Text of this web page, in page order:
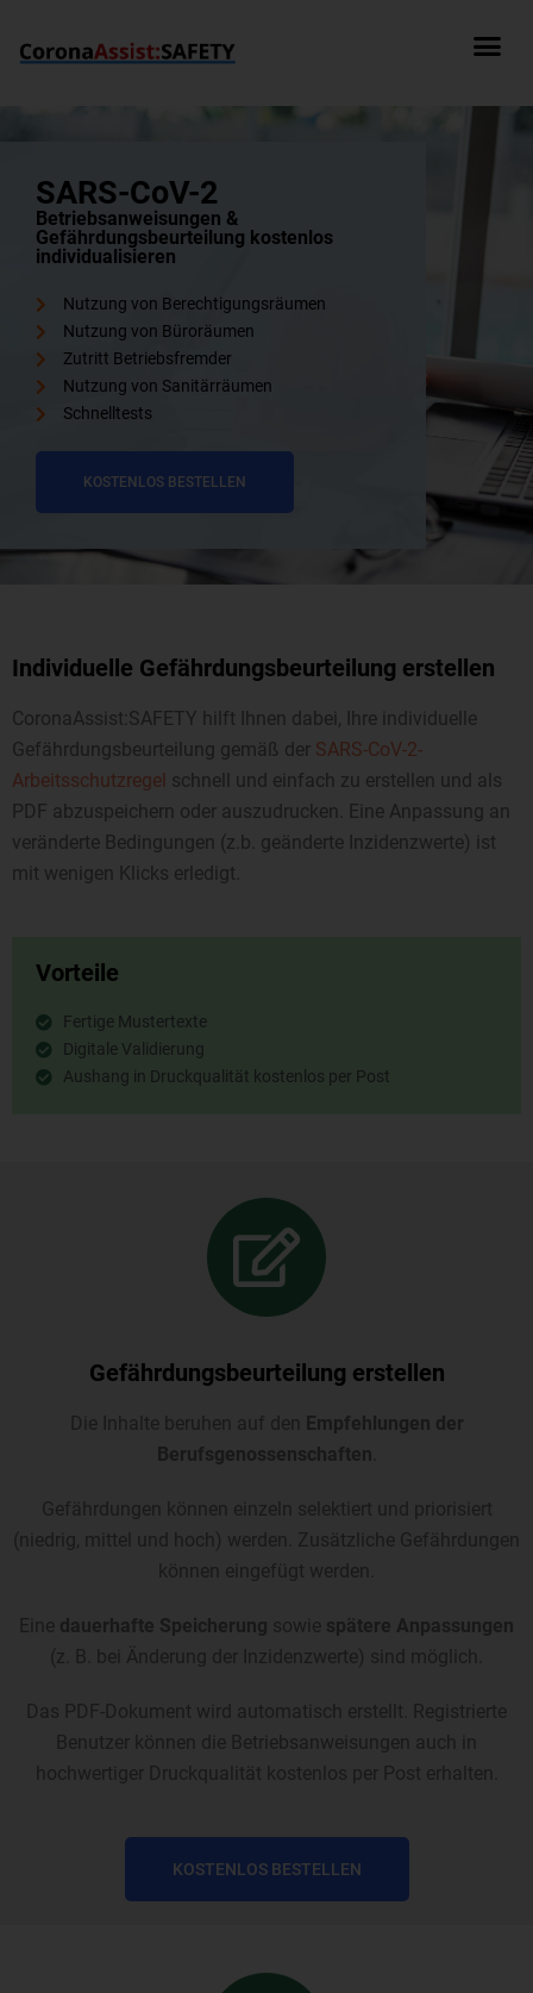
SARS-CoV-2
Betriebsanweisungen &
Gefährdungsbeurteilung kostenlos
individualisieren
Nutzung von Berechtigungsräumen
Nutzung von Büroräumen
Zutritt Betriebsfremder
Nutzung von Sanitärräumen
Schnelltests
KOSTENLOS BESTELLEN
Individuelle Gefährdungsbeurteilung erstellen
CoronaAssist:SAFETY hilft Ihnen dabei, Ihre individuelle
Gefähr­dungs­beur­teil­ung gemäß der SARS-CoV-2-
Arbeitsschutzregel schnell und einfach zu erstellen und als
PDF abzuspeichern oder auszudrucken. Eine Anpassung an
veränderte Bedingungen (z.b. geänderte Inzidenzwerte) ist
mit wenigen Klicks erledigt.
Vorteile
Fertige Mustertexte
Digitale Validierung
Aushang in Druckqualität kostenlos per Post
Gefährdungsbeurteilung erstellen
Die Inhalte beruhen auf den Empfehlungen der
Berufsgenossenschaften
Gefährdungen können einzeln selektiert und priorisiert
(niedrig, mittel und hoch) werden. Zusätzliche Gefährdungen
können eingefügt werden.
Eine dauerhafte Speicherung sowie spätere Anpassungen
(z. B. bei Änderung der Inzidenzwerte) sind möglich.
Das PDF-Dokument wird automatisch erstellt. Registrierte
Benutzer können die Betriebsanweisungen auch in
hochwertiger Druckqualität kostenlos per Post erhalten.
KOSTENLOS BESTELLEN